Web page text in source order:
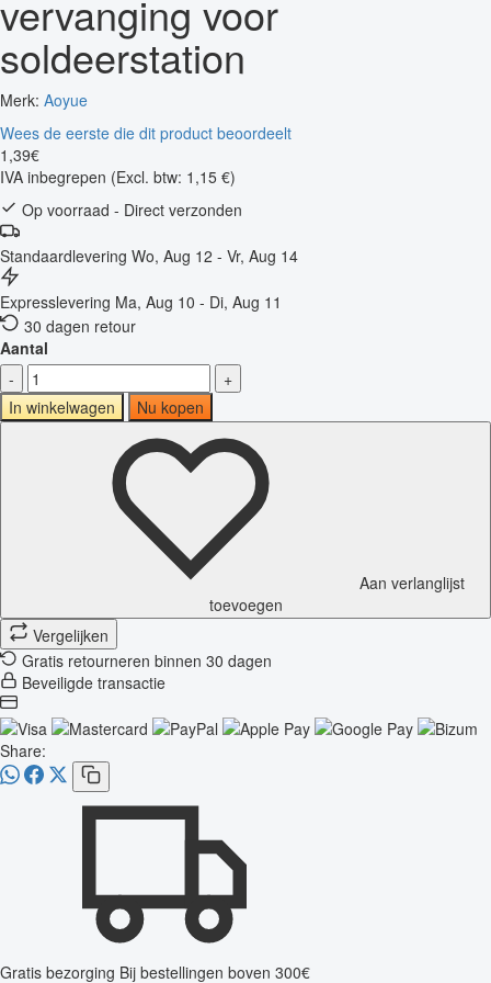
vervanging voor
soldeerstation
Merk: Aoyue
Wees de eerste die dit product beoordeelt
1 ,39€
IVA inbegrepen (Excl. btw: 1,15 €)
Op voorraad - Direct verzonden
Standaardlevering Wo, Aug 12 - Vr, Aug 14
Expresslevering Ma, Aug 10 - Di, Aug 11
30 dagen retour
Aantal
-
+
In winkelwagen
Nu kopen
Aan verlanglijst
toevoegen
Vergelijken
Gratis retourneren binnen 30 dagen
Beveiligde transactie
Share:
Gratis bezorging Bij bestellingen boven 300€